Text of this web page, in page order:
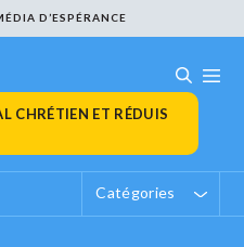
D’ESPÉRANCE
CHRÉTIEN ET RÉDUIS
Catégories